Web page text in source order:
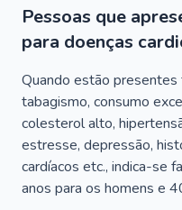
Pessoas que
para doenças
Quando estão
tabagismo, consumo
colesterol alto,
estresse, depressão,
cardíacos etc., indica-se
anos para os homens e